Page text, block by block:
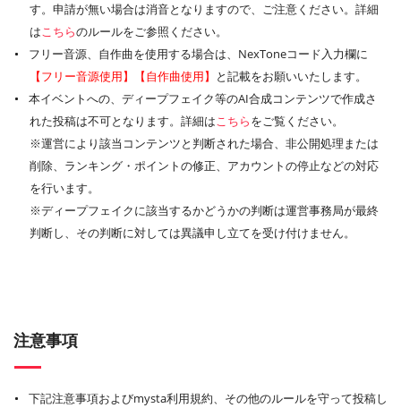
す。申請が無い場合は消音となりますので、ご注意ください。詳細
はこちらのルールをご参照ください。
フリー音源、自作曲を使用する場合は、NexToneコード入力欄に
【フリー音源使用】【自作曲使用】 と記載をお願いいたします。
本イベントへの、ディープフェイク等のAI合成コンテンツで作成さ
れた投稿は不可となります。詳細はこちらをご覧ください。
※運営により該当コンテンツと判断された場合、非公開処理または
削除、ランキング・ポイントの修正、アカウントの停止などの対応
を行います。
※ディープフェイクに該当するかどうかの判断は運営事務局が最終
判断し、その判断に対しては異議申し立てを受け付けません。
注意事項
下記注意事項およびmysta利用規約、その他のルールを守って投稿し